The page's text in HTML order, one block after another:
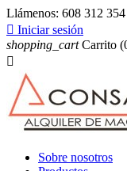
Llámenos: 608 312
 Iniciar sesión
shopping_cart Carrito

Sobre nosotros